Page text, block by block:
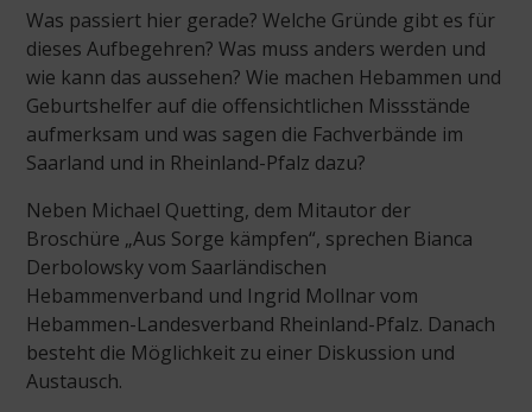
Was passiert hier gerade? Welche Gründe gibt es für
dieses Aufbegehren? Was muss anders werden und
wie kann das aussehen? Wie machen Hebammen und
Geburtshelfer auf die offensichtlichen Missstände
aufmerksam und was sagen die Fachverbände im
Saarland und in Rheinland-Pfalz dazu?
Neben Michael Quetting, dem Mitautor der
Broschüre „Aus Sorge kämpfen“, sprechen Bianca
Derbolowsky vom Saarländischen
Hebammenverband und Ingrid Mollnar vom
Hebammen-Landesverband Rheinland-Pfalz. Danach
besteht die Möglichkeit zu einer Diskussion und
Austausch.